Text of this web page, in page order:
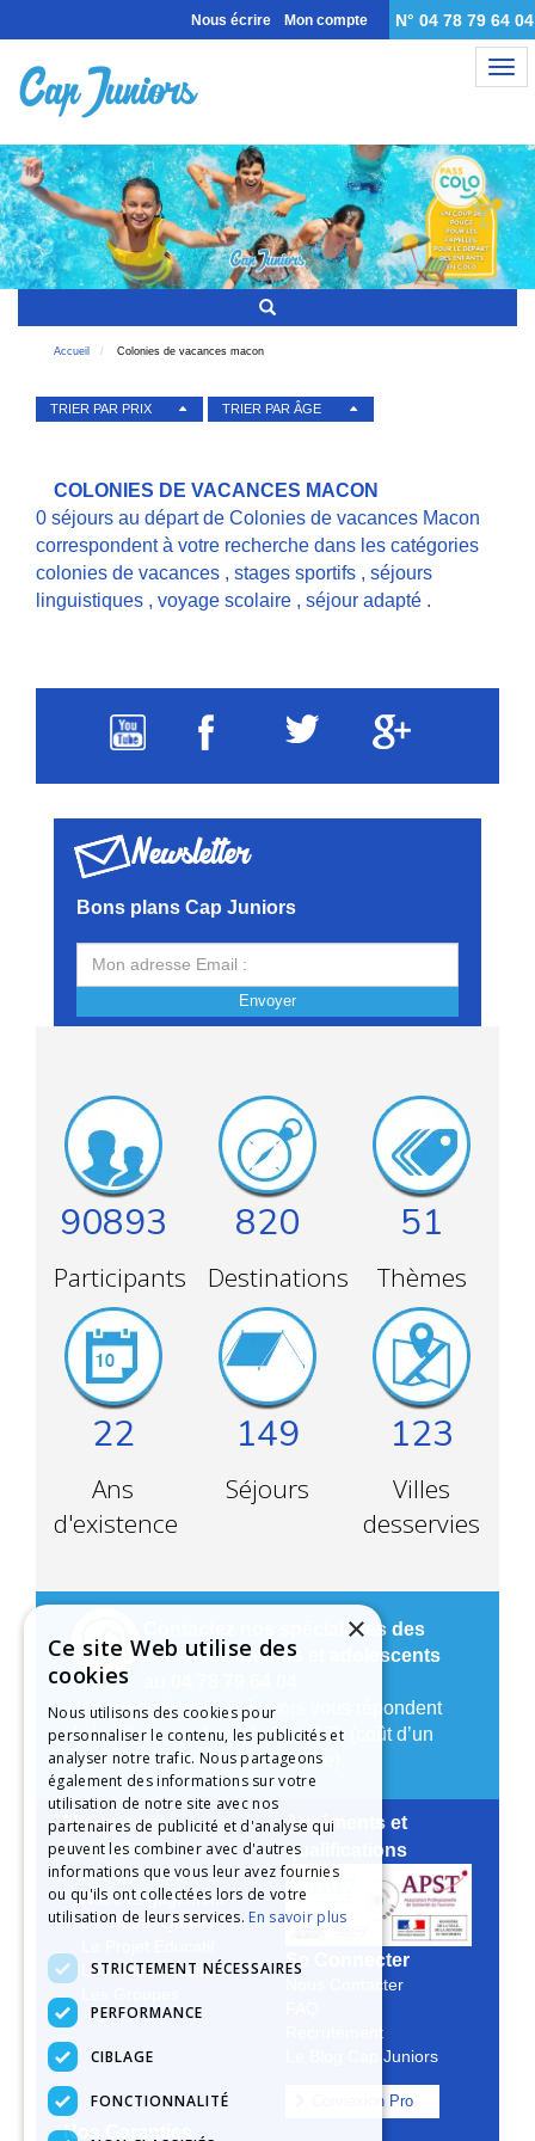
Nous écrire Mon compte N° 04 78 79 64 04
Accueil Colonies de vacances macon
TRIER PAR PRIX TRIER PAR ÂGE
COLONIES DE VACANCES MACON
0 séjours au départ de Colonies de vacances Macon
correspondent à votre recherche dans les catégories
colonies de vacances , stages sportifs , séjours
linguistiques , voyage scolaire , séjour adapté .
Newsletter
Bons plans Cap Juniors
Envoyer
90893
Participants
820
Destinations
51
Thèmes
22
Ans
d'existence
149
Séjours
123
Villes
desservies
Contactez nos spécialistes des
vacances enfants et adolescents
Nos conseillers Cap Juniors vous répondent
du lundi au vendredi de 9h à 17h (coût d’un
appel local depuis un poste fixe).
Mieux nous
Connaître
Notre Histoire
Notre Engagement
La Charte Qualité
Les Aides Possibles
Agréments et
qualifications
Se Connecter
Nous Contacter
Recrutement
Le Blog Cap Juniors
Connexion Pro
Nos Garanties
×
Ce site Web utilise des
cookies
Nous utilisons des cookies pour
personnaliser le contenu, les publicités et
analyser notre trafic. Nous partageons
également des informations sur votre
utilisation de notre site avec nos
partenaires de publicité et d'analyse qui
peuvent les combiner avec d'autres
informations que vous leur avez fournies
ou qu'ils ont collectées lors de votre
utilisation de leurs services. En savoir plus
STRICTEMENT NÉCESSAIRES
PERFORMANCE
CIBLAGE
FONCTIONNALITÉ